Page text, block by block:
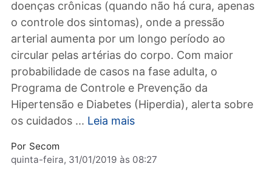
hipertensão é considerada uma das
doenças crônicas (quando não há cura,
o controle dos sintomas), onde a pressão
arterial aumenta por um longo período ao
circular pelas artérias do corpo. Com maior
probabilidade de casos na fase adulta, o
Programa de Controle e Prevenção da
os cuidados ...Leia mais